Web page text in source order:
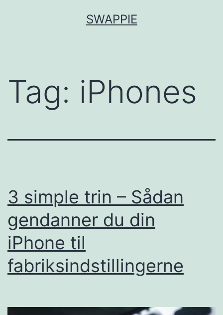
SWAPPIE
Tag: iPhones
3 simple trin – Sådan
gendanner du din
iPhone til
fabriksindstillingerne